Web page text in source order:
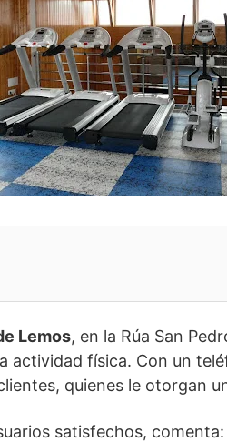
Lemos, en la Rúa San
actividad física. Con un
quienes le otorgan
satisfechos,